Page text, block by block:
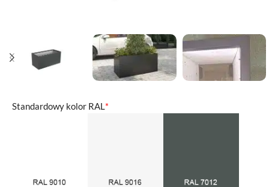
*
Standardowy kolor RAL